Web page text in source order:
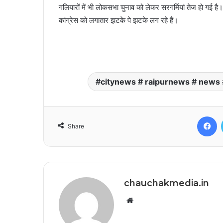
गलियारों में भी लोकसभा चुनाव को लेकर सरगर्मियां तेज हो गई
कांग्रेस को लगातार झटके पे झटके लग रहे हैं।
citynews # raipurnews # news
Share
chauchakmedia.in
Website